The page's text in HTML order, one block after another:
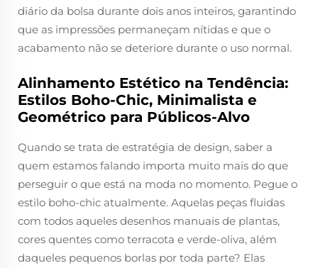
diário da bolsa durante dois anos inteiros, garantindo
que as impressões permaneçam nítidas e que o
acabamento não se deteriore durante o uso normal.
Alinhamento Estético na Tendência:
Estilos Boho-Chic, Minimalista e
Geométrico para Públicos-Alvo
Quando se trata de estratégia de design, saber a
quem estamos falando importa muito mais do que
perseguir o que está na moda no momento. Pegue o
estilo boho-chic atualmente. Aquelas peças fluidas
com todos aqueles desenhos manuais de plantas,
cores quentes como terracota e verde-oliva, além
daqueles pequenos borlas por toda parte? Elas